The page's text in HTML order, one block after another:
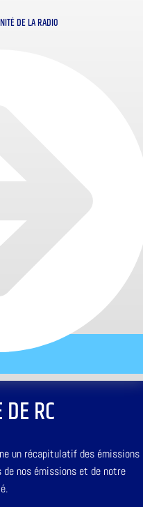
DE LA RADIO
RC
un récapitulatif des émissions
nos émissions et de notre